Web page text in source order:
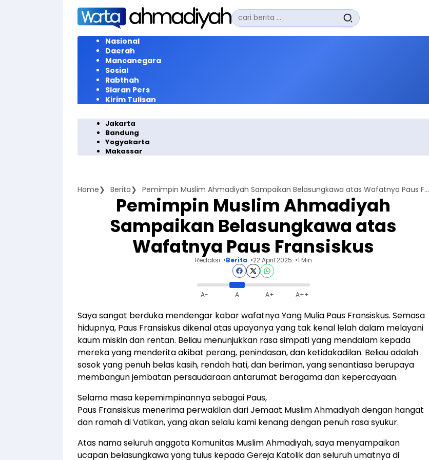
Langsung
konten
Pencarian
untuk:
Nasional
Daerah
Mancanegara
Sosial
Rabthah
Siaran Pers
Kirim Tulisan
Jakarta
Bandung
Yogyakarta
Makassar
Home Berita Pemimpin Muslim Ahmadiyah Sampaikan Belasungkawa atas Wafatnya Paus Fransiskus
Pemimpin Muslim Ahmadiyah
Sampaikan Belasungkawa atas
Wafatnya Paus Fransiskus
Redaksi Berita 22 April 2025 1 Min
A- A A+ A++
Saya sangat berduka mendengar kabar wafatnya Yang Mulia Paus Fransiskus. Semasa
hidupnya, Paus Fransiskus dikenal atas upayanya yang tak kenal lelah dalam melayani
kaum miskin dan rentan. Beliau menunjukkan rasa simpati yang mendalam kepada
mereka yang menderita akibat perang, penindasan, dan ketidakadilan. Beliau adalah
sosok yang penuh belas kasih, rendah hati, dan beriman, yang senantiasa berupaya
membangun jembatan persaudaraan antarumat beragama dan kepercayaan.
Selama masa kepemimpinannya sebagai Paus,
Paus Fransiskus menerima perwakilan dari Jemaat Muslim Ahmadiyah dengan hangat
dan ramah di Vatikan, yang akan selalu kami kenang dengan penuh rasa syukur.
Atas nama seluruh anggota Komunitas Muslim Ahmadiyah, saya menyampaikan
ucapan belasungkawa yang tulus kepada Gereja Katolik dan seluruh umatnya di